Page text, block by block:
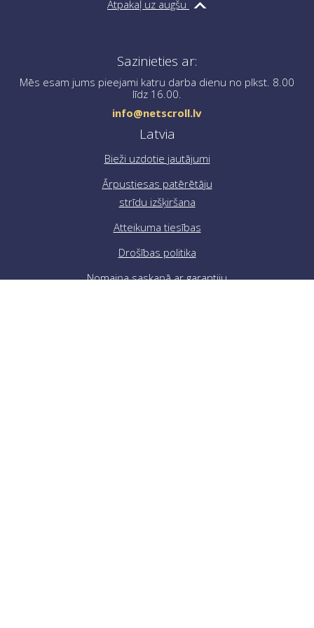
produktu kopsavilkumu un savu informāciju.
noformēšanā, lūdzu, sazinieties ar mums, rakstot uz
info@netscroll.lv.
Atpakaļ uz augšu
Sazinieties ar:
Mēs esam jums pieejami katru darba dienu no plkst. 8.00
līdz 16.00.
info@netscroll.lv
Latvia
Bieži uzdotie jautājumi
Ārpustiesas patērētāju
strīdu izšķiršana
Atteikuma tiesības
Drošības politika
Nomaiņa saskaņā ar garantiju